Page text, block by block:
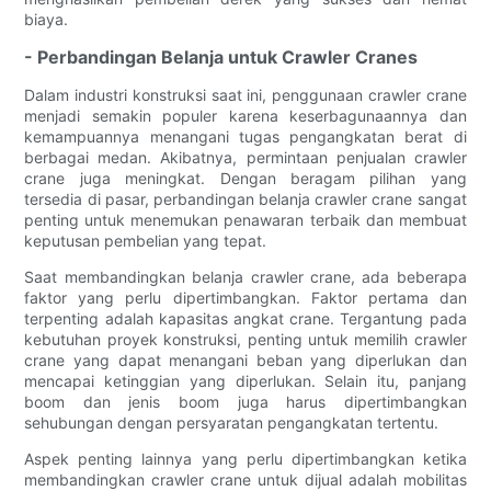
biaya.
- Perbandingan Belanja untuk Crawler Cranes
Dalam industri konstruksi saat ini, penggunaan crawler crane
menjadi semakin populer karena keserbagunaannya dan
kemampuannya menangani tugas pengangkatan berat di
berbagai medan. Akibatnya, permintaan penjualan crawler
crane juga meningkat. Dengan beragam pilihan yang
tersedia di pasar, perbandingan belanja crawler crane sangat
penting untuk menemukan penawaran terbaik dan membuat
keputusan pembelian yang tepat.
Saat membandingkan belanja crawler crane, ada beberapa
faktor yang perlu dipertimbangkan. Faktor pertama dan
terpenting adalah kapasitas angkat crane. Tergantung pada
kebutuhan proyek konstruksi, penting untuk memilih crawler
crane yang dapat menangani beban yang diperlukan dan
mencapai ketinggian yang diperlukan. Selain itu, panjang
boom dan jenis boom juga harus dipertimbangkan
sehubungan dengan persyaratan pengangkatan tertentu.
Aspek penting lainnya yang perlu dipertimbangkan ketika
membandingkan crawler crane untuk dijual adalah mobilitas